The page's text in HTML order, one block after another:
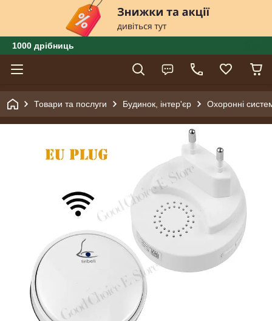
1000 дрібниць
Товари та послуги Будинок, інтер'єр Охоронні